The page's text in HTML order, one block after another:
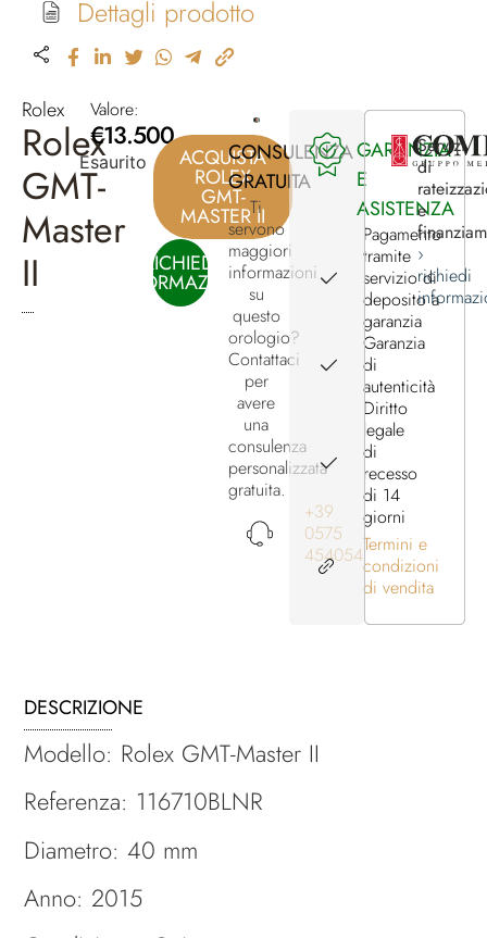
Dettagli prodotto
Rolex
Rolex
GMT-
Master
II
Valore:
€13.500
Esaurito ACQUISTA
ROLEX
GMT-
MASTER II
RICHIEDI
INFORMAZIONI
CONSULENZA
GRATUITA
Ti
servono
maggiori
informazioni
su
questo
orologio?
Contattaci
per
avere
una
consulenza
personalizzata
gratuita.
+39
0575
454054
GARANZIA
E
ASISTENZA
Pagamento
tramite
servizio di
deposito a
garanzia
Garanzia
di
autenticità
Diritto
legale
di
recesso
di 14
giorni
Termini e
condizioni
di vendita
Servizi
di
e
›
richiedi
DESCRIZIONE
Modello: Rolex GMT-Master II
Referenza: 116710BLNR
Diametro: 40 mm
Anno: 2015